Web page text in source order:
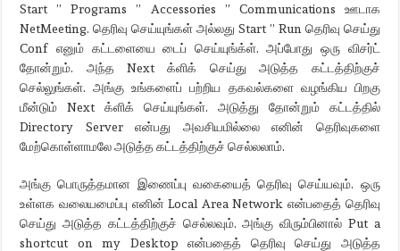
Start ” Programs ” Accessories ” Communications ஊடாக
NetMeeting. தெரிவு செய்யுங்கள் அல்லது Start ” Run தெரிவு செய்து
Conf எனும் கட்டளையை டைப் செய்யுங்க்ள். அப்போது ஒரு விசர்ட்
தோன்றும். அந்த Next க்ளிக் செய்து அடுத்த கட்டத்திற்குச்
செல்லுங்கள். அங்கு உங்களைப் பற்றிய தகவல்களை வழங்கிய பிறகு
மீன்டும் Next க்ளிக் செய்யுங்கள். அடுத்து தோன்றும் கட்டத்தில்
Directory Server என்பது அவசியமில்லை எனின் தெரிவுகளை
மேற்கொள்ளாமலே அடுத்த கட்டத்திற்குச் செல்லலாம்.
அங்கு பொருத்தமான இணைப்பு வகையைத் தெரிவு செய்யவும். ஒரு
உள்ளக வலையமைப்பு எனின் Local Area Network என்பதைத் தெரிவு
செய்து அடுத்த கட்டத்திற்குச் செல்லவும். அங்கு விரும்பினால் Put a
shortcut on my Desktop என்பதைத் தெரிவு செய்து அடுத்த